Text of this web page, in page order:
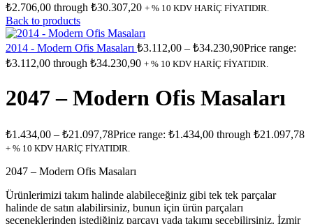
₺2.706,00 through ₺30.307,20 + % 10 KDV HARİÇ FİYATIDIR.
Back to products
2014 - Modern Ofis Masaları ₺3.112,00 – ₺34.230,90Price range:
₺3.112,00 through ₺34.230,90 + % 10 KDV HARİÇ FİYATIDIR.
2047 – Modern Ofis Masaları
₺1.434,00 – ₺21.097,78Price range: ₺1.434,00 through ₺21.097,78
+ % 10 KDV HARİÇ FİYATIDIR.
2047 – Modern Ofis Masaları
Ürünlerimizi takım halinde alabileceğiniz gibi tek tek parçalar
halinde de satın alabilirsiniz, bunun için ürün parçaları
seçeneklerinden istediğiniz parçayı yada takımı seçebilirsiniz. İzmir